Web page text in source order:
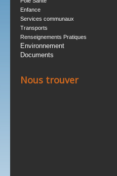
Enfance
Services communaux
Transports
Renseignements Pratiques
Environnement
Documents
Nous trouver